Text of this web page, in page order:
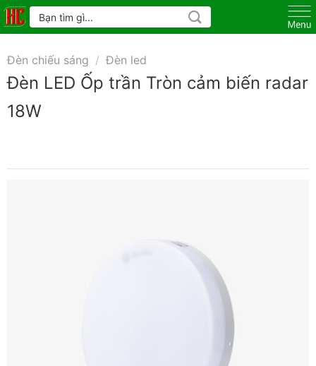
Skip
to
Tìm
kiếm:
Đèn chiếu sáng / Đèn led
Đèn LED Ốp trần Tròn cảm biến radar
18W